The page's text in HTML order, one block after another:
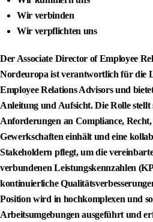
Wir verbinden
Wir verpflichten uns
Der Associate Director of Employee
Nordeuropa ist verantwortlich für die
Employee Relations Advisors und
Anleitung und Aufsicht. Die Rolle stellt
Anforderungen an Compliance,
Gewerkschaften einhält und eine
Stakeholdern pflegt, um die
verbundenen Leistungskennzahlen
kontinuierliche
Position wird in hochkomplexen und
Arbeitsumgebungen ausgeführt und